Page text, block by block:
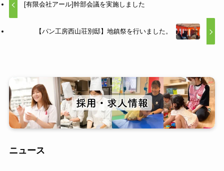
[有限会社アール]幹部会議を実施しました
【パン工房西山荘別邸】地鎮祭を行いました。
ニュース